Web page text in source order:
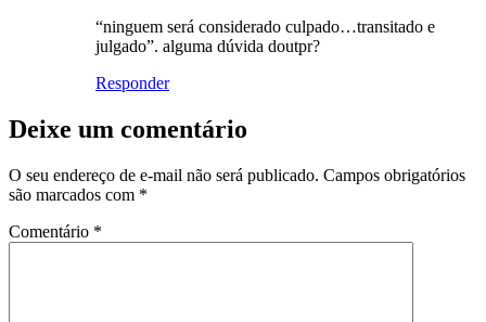
“ninguem será considerado culpado…transitado e
julgado”. alguma dúvida doutpr?
Responder
Deixe um comentário
O seu endereço de e-mail não será publicado. Campos obrigatórios
são marcados com *
Comentário *